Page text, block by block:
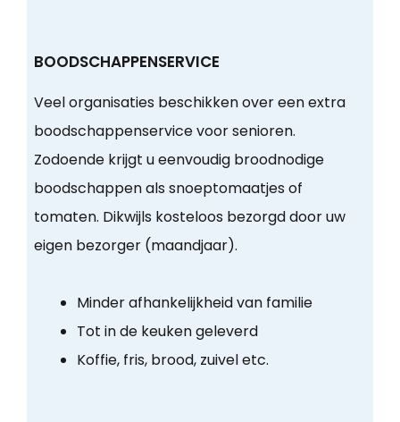
BOODSCHAPPENSERVICE
Veel organisaties beschikken over een extra
boodschappenservice voor senioren.
Zodoende krijgt u eenvoudig broodnodige
boodschappen als snoeptomaatjes of
tomaten. Dikwijls kosteloos bezorgd door uw
eigen bezorger (maandjaar).
Minder afhankelijkheid van familie
Tot in de keuken geleverd
Koffie, fris, brood, zuivel etc.